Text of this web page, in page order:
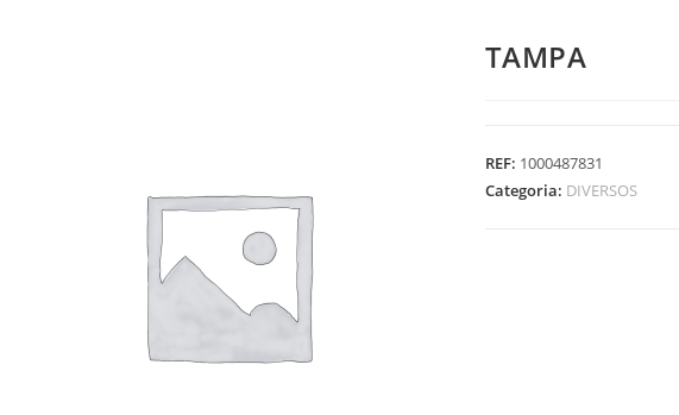
TAMPA
REF: 1000487831
Categoria: DIVERSOS